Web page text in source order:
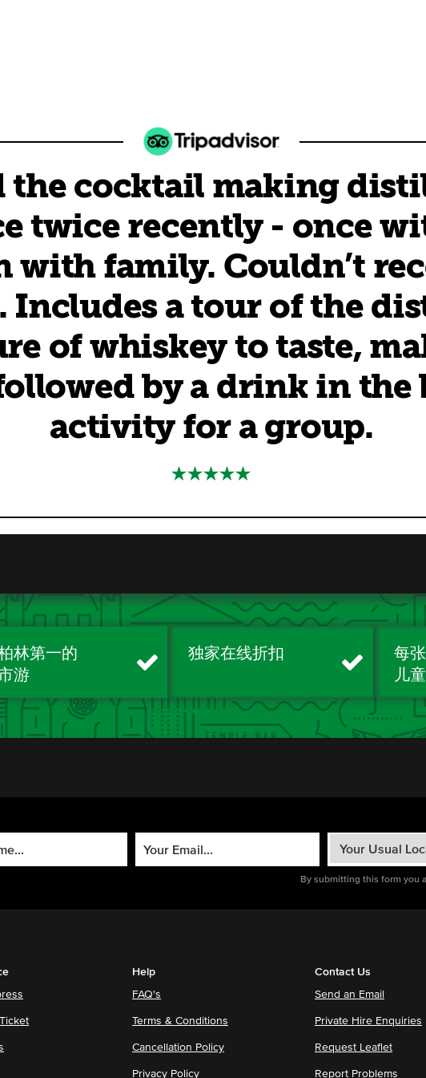
the cocktail making
twice recently - once
with family. Couldn’t
Includes a tour of the
of whiskey to taste,
by a drink in the
activity for a group.
林第一的
游
独家在线折扣
每
儿
By submitting this form you
Help
FAQ's
Terms & Conditions
Cancellation Policy
Privacy Policy
Contact Us
Send an Email
Private Hire Enquiries
Request Leaflet
Report Problems